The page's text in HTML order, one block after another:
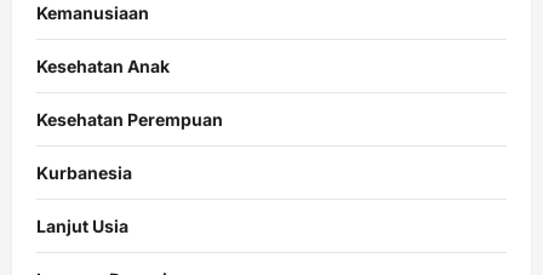
Kemanusiaan
Kesehatan Anak
Kesehatan Perempuan
Kurbanesia
Lanjut Usia